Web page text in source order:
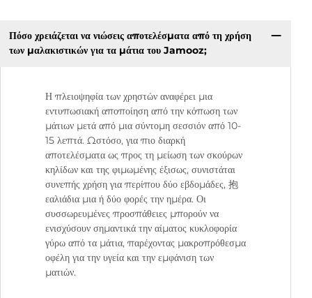
Πόσο χρειάζεται να νιώσεις αποτελέσματα από τη χρήση
των μαλακιστικών για τα μάτια του Jamooz;
Η πλειοψηφία των χρηστών αναφέρει μια
εντυπωσιακή αποποίηση από την κόπωση των
μάτιων μετά από μια σύντομη σεσσιόν από 10-
15 λεπτά. Ωστόσο, για πιο διαρκή
αποτελέσματα ως προς τη μείωση των σκούρων
κηλίδων και της φιμωμένης έξισως, συνιστάται
συνεπής χρήση για περίπου δύο εβδομάδες, 抱
εαλιάδια μια ή δύο φορές την ημέρα. Οι
συσσωρευμένες προσπάθειες μπορούν να
ενισχύσουν σημαντικά την αίματος κυκλοφορία
γύρω από τα μάτια, παρέχοντας μακροπρόθεσμα
οφέλη για την υγεία και την εμφάνιση των
ματιών.